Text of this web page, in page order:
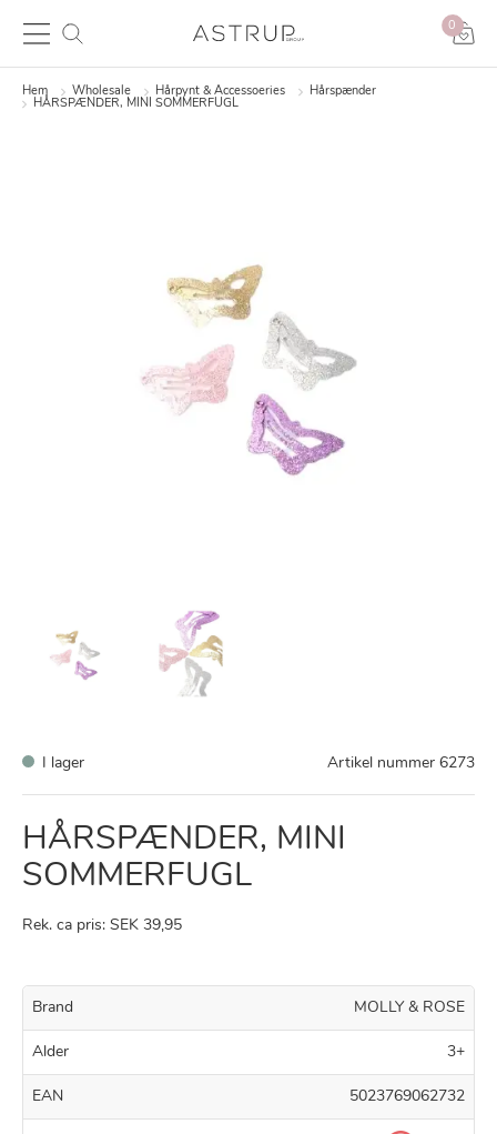
0
Hem Wholesale Hårpynt & Accessoeries
Hårspænder
HÅRSPÆNDER, MINI SOMMERFUGL
I lager Artikel nummer 6273
HÅRSPÆNDER, MINI
SOMMERFUGL
Rek. ca pris: SEK 39,95
Brand MOLLY & ROSE
Alder 3+
EAN 5023769062732